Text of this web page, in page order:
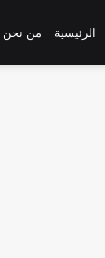
الرئيسية من نحن